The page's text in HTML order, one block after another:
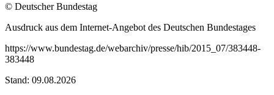
© Deutscher Bundestag
Ausdruck aus dem Internet-Angebot des Deutschen Bundestages
https://www.bundestag.de/webarchiv/presse/hib/2015_07/383448-
383448
Stand: 09.08.2026